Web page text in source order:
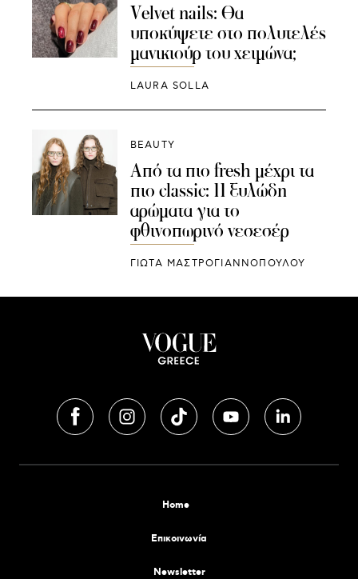
Velvet nails: Θα
υποκύψετε στο πολυτελές
μανικιούρ του χειμώνα;
LAURA SOLLA
BEAUTY
Από τα πιο fresh μέχρι τα
πιο classic: 11 ξυλώδη
αρώματα για το
φθινοπωρινό νεσεσέρ
ΓΙΩΤΑ ΜΑΣΤΡΟΓΙΑΝΝΟΠΟΥΛΟΥ
Home
Επικοινωνία
Newsletter